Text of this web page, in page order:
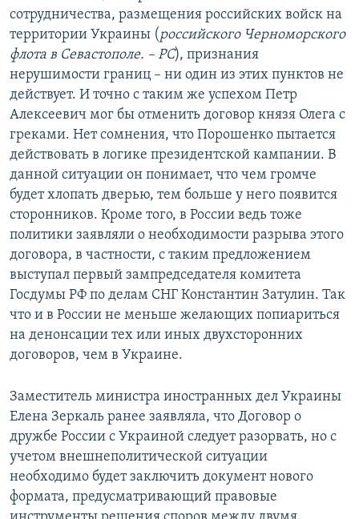
сотрудничества, размещения российских войск на
территории Украины ( российского Черноморского
флота в Севастополе. – РС), признания
нерушимости границ – ни один из этих пунктов не
действует. И точно с таким же успехом Петр
Алексеевич мог бы отменить договор князя Олега с
греками. Нет сомнения, что Порошенко пытается
действовать в логике президентской кампании. В
данной ситуации он понимает, что чем громче
будет хлопать дверью, тем больше у него появится
сторонников. Кроме того, в России ведь тоже
политики заявляли о необходимости разрыва этого
договора, в частности, с таким предложением
выступал первый зампредседателя комитета
Госдумы РФ по делам СНГ Константин Затулин. Так
что и в России не меньше желающих попиариться
на денонсации тех или иных двухсторонних
договоров, чем в Украине.
Заместитель министра иностранных дел Украины
Елена Зеркаль ранее заявляла, что Договор о
дружбе России с Украиной следует разорвать, но с
учетом внешнеполитической ситуации
необходимо будет заключить документ нового
формата, предусматривающий правовые